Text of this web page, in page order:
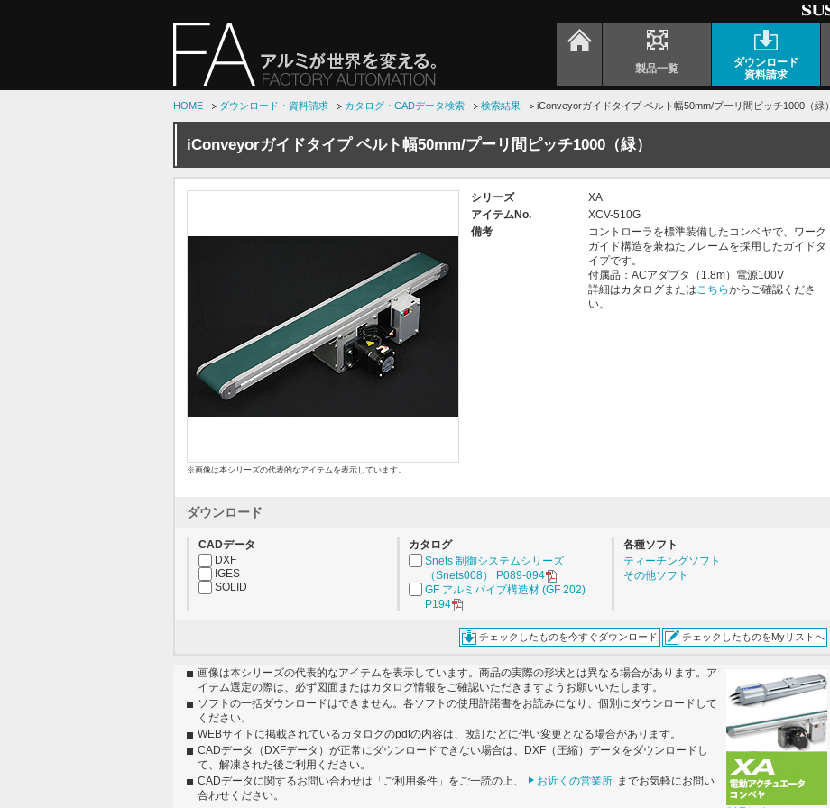
製品一覧
ダウンロード
資料請求
HOME ダウンロード・資料請求 カタログ・CADデータ検索 検索結果 iConveyorガイドタイプ ベルト幅50mm/プーリ間ピッチ1000（緑）
iConveyorガイドタイプ ベルト幅50mm/プーリ間ピッチ1000（緑）
※画像は本シリーズの代表的なアイテムを表示しています。
シリーズ
XA
アイテムNo.
XCV-510G
備考
コントローラを標準装備したコンベヤで、ワーク
ガイド構造を兼ねたフレームを採用したガイドタ
イプです。
付属品：ACアダプタ（1.8m）電源100V
詳細はカタログまたはこちらからご確認くださ
い。
ダウンロード
CADデータ
DXF
IGES
SOLID
カタログ
Snets 制御システムシリーズ
（Snets008） P089-094
GF アルミパイプ構造材 (GF 202)
P194
各種ソフト
ティーチングソフト
その他ソフト
チェックしたものを今すぐダウンロード チェックしたものをMyリストへ
画像は本シリーズの代表的なアイテムを表示しています。商品の実際の形状とは異なる場合があります。ア
イテム選定の際は、必ず図面またはカタログ情報をご確認いただきますようお願いいたします。
ソフトの一括ダウンロードはできません。各ソフトの使用許諾書をお読みになり、個別にダウンロードして
ください。
WEBサイトに掲載されているカタログのpdfの内容は、改訂などに伴い変更となる場合があります。
CADデータ（DXFデータ）が正常にダウンロードできない場合は、DXF（圧縮）データをダウンロードし
て、解凍された後ご利用ください。
CADデータに関するお問い合わせは「ご利用条件」をご一読の上、
お近くの営業所 までお気軽にお問い
合わせください。